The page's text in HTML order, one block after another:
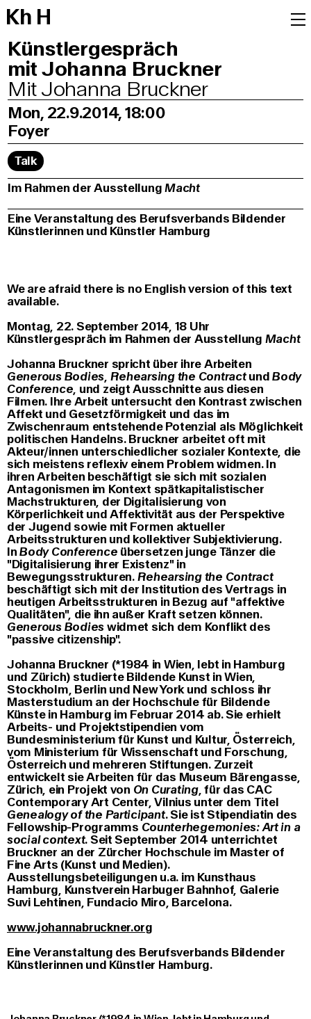
Kh H
Künstlergespräch
mit Johanna Bruckner
Mit Johanna Bruckner
Mon, 22.9.2014, 18:00
Foyer
Talk
Im Rahmen der AusstellungMacht
Eine Veranstaltung des Berufsverbands Bildender
Künstlerinnen und Künstler Hamburg
We are afraid there is no English version of this text
available.
Montag, 22. September 2014, 18 Uhr
Künstlergespräch im Rahmen der Ausstellung Macht
Johanna Bruckner spricht über ihre Arbeiten
Generous Bodies, Rehearsing the ContractundBody
Conference, und zeigt Ausschnitte aus diesen
Filmen. Ihre Arbeit untersucht den Kontrast zwischen
Affekt und Gesetzförmigkeit und das im
Zwischenraum entstehende Potenzial als Möglichkeit
politischen Handelns. Bruckner arbeitet oft mit
Akteur/innen unterschiedlicher sozialer Kontexte, die
sich meistens reflexiv einem Problem widmen. In
ihren Arbeiten beschäftigt sie sich mit sozialen
Antagonismen im Kontext spätkapitalistischer
Machstrukturen, der Digitalisierung von
Körperlichkeit und Affektivität aus der Perspektive
der Jugend sowie mit Formen aktueller
Arbeitsstrukturen und kollektiver Subjektivierung.
InBody Conference übersetzen junge Tänzer die
"Digitalisierung ihrer Existenz" in
Bewegungsstrukturen.Rehearsing the Contract
beschäftigt sich mit der Institution des Vertrags in
heutigen Arbeitsstrukturen in Bezug auf "affektive
Qualitäten", die ihn außer Kraft setzen können.
Generous Bodieswidmet sich dem Konflikt des
"passive citizenship".
Johanna Bruckner (*1984 in Wien, lebt in Hamburg
und Zürich) studierte Bildende Kunst in Wien,
Stockholm, Berlin und New York und schloss ihr
Masterstudium an der Hochschule für Bildende
Künste in Hamburg im Februar 2014 ab. Sie erhielt
Arbeits- und Projektstipendien vom
Bundesministerium für Kunst und Kultur, Österreich,
vom Ministerium für Wissenschaft und Forschung,
Österreich und mehreren Stiftungen. Zurzeit
entwickelt sie Arbeiten für das Museum Bärengasse,
Zürich, ein Projekt von On Curating, für das CAC
Contemporary Art Center, Vilnius unter dem Titel
Genealogy of the Participant. Sie ist Stipendiatin des
Fellowship-Programms Counterhegemonies: Art in a
social context. Seit September 2014 unterrichtet
Bruckner an der Zürcher Hochschule im Master of
Fine Arts (Kunst und Medien).
Ausstellungsbeteiligungen u.a. im Kunsthaus
Hamburg, Kunstverein Harbuger Bahnhof, Galerie
Suvi Lehtinen, Fundacio Miro, Barcelona.
www.johannabruckner.org
Eine Veranstaltung des Berufsverbands Bildender
Künstlerinnen und Künstler Hamburg.